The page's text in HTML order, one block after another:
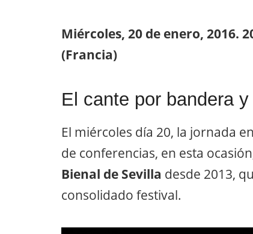
Miércoles, 20 de enero, 2016.
(Francia)
El cante por bandera
El miércoles día 20, la jornada
de conferencias, en esta
Bienal de Sevilla desde 2013,
consolidado festival.